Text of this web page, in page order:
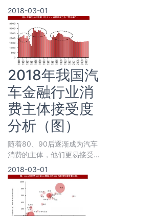
车金融公司管理办法》允许汽
车金融公司对外发放贷款，引
发一批汽车
2018-03-01
2018年我国汽
车金融行业消
费主体接受度
分析（图）
随着80、90后逐渐成为汽车
消费的主体，他们更易接受信
贷消费模式，将有效推动汽车
金融渗透率的上升。中国的汽
车金融市场
2018-03-01